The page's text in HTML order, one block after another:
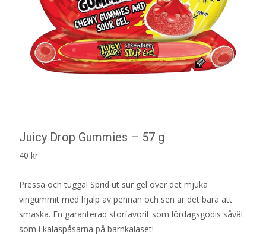
Juicy Drop Gummies – 57 g
40 kr
Pressa och tugga! Sprid ut sur gel över det mjuka
vingummit med hjälp av pennan och sen är det bara att
smaska. En garanterad storfavorit som lördagsgodis såväl
som i kalaspåsarna på barnkalaset!